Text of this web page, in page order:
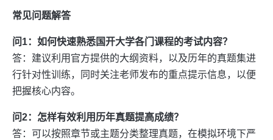
常见问题解答
问1：如何快速熟悉国开大学各门课程的考试内容？
答：建议利用官方提供的大纲资料，以及历年的真题集进
行针对性训练，同时关注老师发布的重点提示信息，以便
把握核心内容。
问2：怎样有效利用历年真题提高成绩？
答：可以按照章节或主题分类整理真题，在模拟环境下严